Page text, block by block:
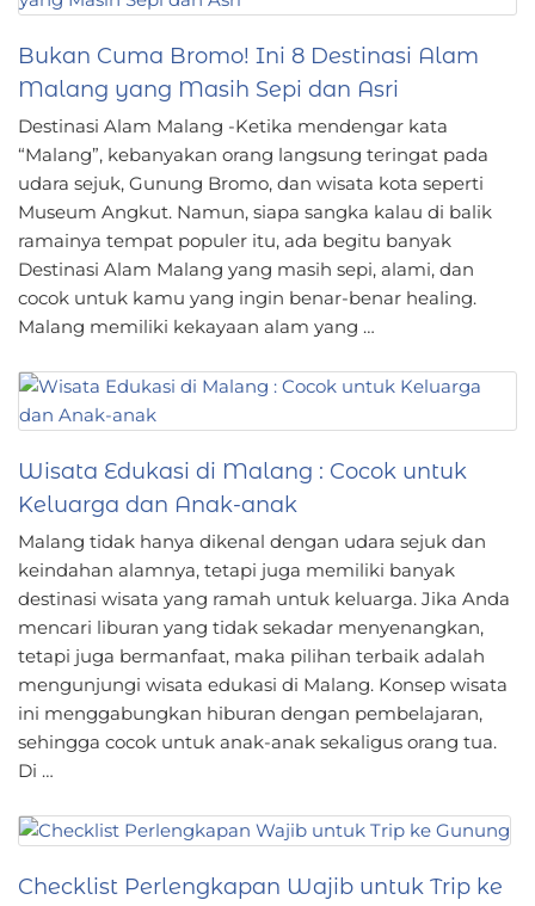
Bukan Cuma Bromo! Ini 8 Destinasi Alam
Malang yang Masih Sepi dan Asri
Destinasi Alam Malang -Ketika mendengar kata
“Malang”, kebanyakan orang langsung teringat pada
udara sejuk, Gunung Bromo, dan wisata kota seperti
Museum Angkut. Namun, siapa sangka kalau di balik
ramainya tempat populer itu, ada begitu banyak
Destinasi Alam Malang yang masih sepi, alami, dan
cocok untuk kamu yang ingin benar-benar healing.
Malang memiliki kekayaan alam yang …
Wisata Edukasi di Malang : Cocok untuk
Keluarga dan Anak-anak
Malang tidak hanya dikenal dengan udara sejuk dan
keindahan alamnya, tetapi juga memiliki banyak
destinasi wisata yang ramah untuk keluarga. Jika Anda
mencari liburan yang tidak sekadar menyenangkan,
tetapi juga bermanfaat, maka pilihan terbaik adalah
mengunjungi wisata edukasi di Malang. Konsep wisata
ini menggabungkan hiburan dengan pembelajaran,
sehingga cocok untuk anak-anak sekaligus orang tua.
Di …
Checklist Perlengkapan Wajib untuk Trip ke